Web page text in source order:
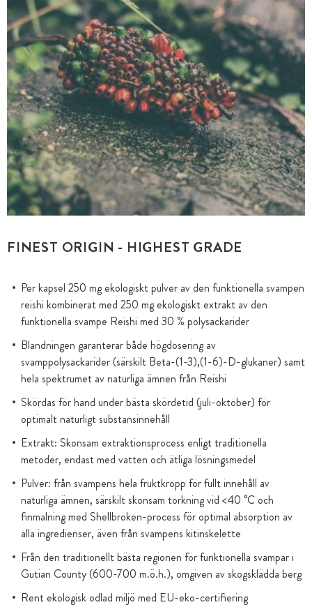
FINEST ORIGIN - HIGHEST GRADE
Per kapsel 250 mg ekologiskt pulver av den funktionella svampen
reishi kombinerat med 250 mg ekologiskt extrakt av den
funktionella svampe Reishi med 30 % polysackarider
Blandningen garanterar både högdosering av
svamppolysackarider (särskilt Beta-(1-3),(1-6)-D-glukaner) samt
hela spektrumet av naturliga ämnen från Reishi
Skördas för hand under bästa skördetid (juli-oktober) för
optimalt naturligt substansinnehåll
Extrakt: Skonsam extraktionsprocess enligt traditionella
metoder, endast med vatten och ätliga lösningsmedel
Pulver: från svampens hela fruktkropp för fullt innehåll av
naturliga ämnen, särskilt skonsam torkning vid <40 °C och
finmalning med Shellbroken-process för optimal absorption av
alla ingredienser, även från svampens kitinskelette
Från den traditionellt bästa regionen för funktionella svampar i
Gutian County (600-700 m.ö.h.), omgiven av skogsklädda berg
Rent ekologisk odlad miljö med EU-eko-certifiering